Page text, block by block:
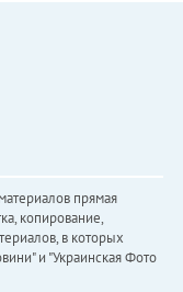
прямая
копирование,
в которых
и "Украинская Фото